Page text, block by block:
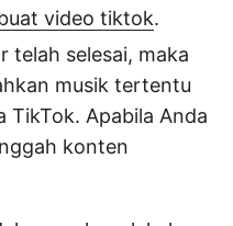
video tiktok.
telah selesai, maka
musik tertentu
TikTok. Apabila Anda
konten